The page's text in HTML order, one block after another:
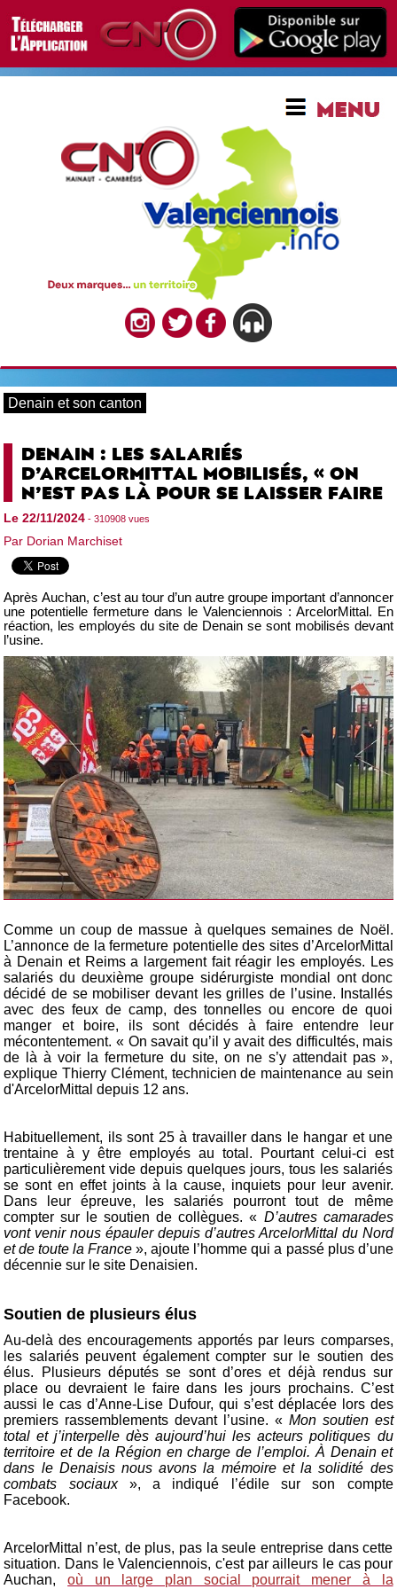
Denain et son canton
DENAIN : LES SALARIÉS
D’ARCELORMITTAL MOBILISÉS, « ON
N’EST PAS LÀ POUR SE LAISSER FAIRE
Le 22/11/2024 - 310908 vues
Par Dorian Marchiset
Après Auchan, c’est au tour d’un autre groupe important d’annoncer
une potentielle fermeture dans le Valenciennois : ArcelorMittal. En
réaction, les employés du site de Denain se sont mobilisés devant
l’usine.
Comme un coup de massue à quelques semaines de Noël.
L’annonce de la fermeture potentielle des sites d’ArcelorMittal
à Denain et Reims a largement fait réagir les employés. Les
salariés du deuxième groupe sidérurgiste mondial ont donc
décidé de se mobiliser devant les grilles de l’usine. Installés
avec des feux de camp, des tonnelles ou encore de quoi
manger et boire, ils sont décidés à faire entendre leur
mécontentement. « On savait qu’il y avait des difficultés, mais
de là à voir la fermeture du site, on ne s’y attendait pas »,
explique Thierry Clément, technicien de maintenance au sein
d'ArcelorMittal depuis 12 ans.
Habituellement, ils sont 25 à travailler dans le hangar et une
trentaine à y être employés au total. Pourtant celui-ci est
particulièrement vide depuis quelques jours, tous les salariés
se sont en effet joints à la cause, inquiets pour leur avenir.
Dans leur épreuve, les salariés pourront tout de même
compter sur le soutien de collègues. « D’autres camarades
vont venir nous épauler depuis d’autres ArcelorMittal du Nord
et de toute la France », ajoute l’homme qui a passé plus d’une
décennie sur le site Denaisien.
Soutien de plusieurs élus
Au-delà des encouragements apportés par leurs comparses,
les salariés peuvent également compter sur le soutien des
élus. Plusieurs députés se sont d’ores et déjà rendus sur
place ou devraient le faire dans les jours prochains. C’est
aussi le cas d’Anne-Lise Dufour, qui s’est déplacée lors des
premiers rassemblements devant l’usine. « Mon soutien est
total et j’interpelle dès aujourd’hui les acteurs politiques du
territoire et de la Région en charge de l’emploi. À Denain et
dans le Denaisis nous avons la mémoire et la solidité des
combats sociaux», a indiqué l’édile sur son compte
Facebook.
ArcelorMittal n’est, de plus, pas la seule entreprise dans cette
situation. Dans le Valenciennois, c'est par ailleurs le cas pour
Auchan,où un large plan social pourrait mener à la